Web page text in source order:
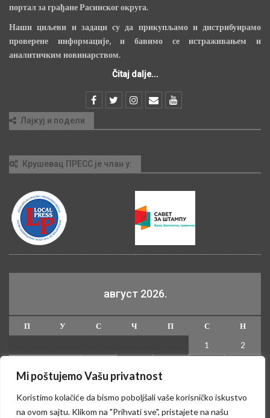
Mi poštujemo Vašu privatnost
Koristimo kolačiće da bismo poboljšali vaše korisničko iskustvo
na ovom sajtu. Klikom na "Prihvati sve", pristajete na našu
портал за грађане Расинског округа.
Наши циљеви и задаци су да прикупљамо и дистрибуирамо
проверене информације, и бавимо се истраживањем и
аналитичким новинарством.
Čitaj dalje...
Лајкуј и подели
Крушевац ПРЕСС је члан у:
август 2026.
П У С Ч П С
Н
1
2
10 11